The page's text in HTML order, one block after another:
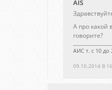
AIS
09.10.2014 В
А про какой
говорите?
АИС т. с 10